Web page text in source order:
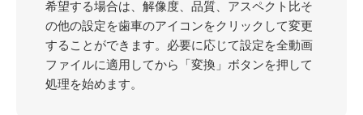
希望する場合は、解像度、品質、アスペクト比そ
の他の設定を歯車のアイコンをクリックして変更
することができます。必要に応じて設定を全動画
ファイルに適用してから「変換」ボタンを押して
処理を始めます。